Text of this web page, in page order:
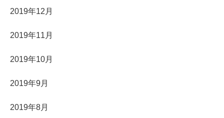
2019年12月
2019年11月
2019年10月
2019年9月
2019年8月